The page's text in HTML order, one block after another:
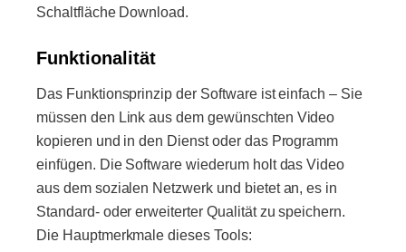
Schaltfläche Download.
Funktionalität
Das Funktionsprinzip der Software ist einfach – Sie
müssen den Link aus dem gewünschten Video
kopieren und in den Dienst oder das Programm
einfügen. Die Software wiederum holt das Video
aus dem sozialen Netzwerk und bietet an, es in
Standard- oder erweiterter Qualität zu speichern.
Die Hauptmerkmale dieses Tools: